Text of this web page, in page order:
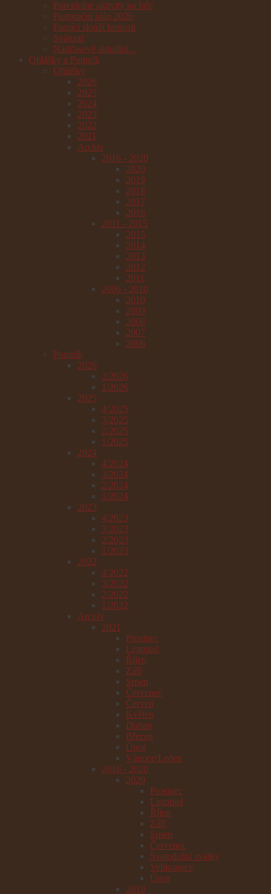
Pravidelné aktivity na faře
Pastorační plán 2026
Farníci slouží farnosti
Svátosti
Nadčasově aktuální...
Ohlášky a Poutník
Ohlášky
2026
2025
2024
2023
2022
2021
Archiv
2016 - 2020
2020
2019
2018
2017
2016
2011 - 2015
2015
2014
2013
2012
2011
2006 - 2010
2010
2009
2008
2007
2006
Poutník
2026
2/2026
1/2026
2025
4/2025
3/2025
2/2025
1/2025
2024
4/2024
3/2024
2/2024
1/2024
2023
4/2023
3/2023
2/2023
1/2023
2022
4/2022
3/2022
2/2022
1/2022
Archiv
2021
Prosinec
Listopad
Říjen
Září
Srpen
Červenec
Červen
Květen
Duben
Březen
Únor
Vánoce/Leden
2016 - 2020
2020
Prosinec
Listopad
Říjen
Září
Srpen
Červenec
Svatodušní svátky
Velikonoce
Únor
2019